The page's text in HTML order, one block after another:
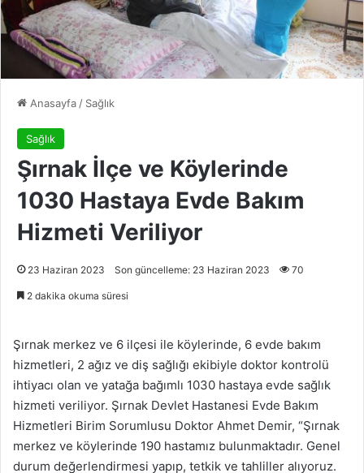
Anasayfa / Sağlık
Sağlık
Şırnak İlçe ve Köylerinde
1030 Hastaya Evde Bakım
Hizmeti Veriliyor
23 Haziran 2023 Son güncelleme: 23 Haziran 2023 70
2 dakika okuma süresi
Şırnak merkez ve 6 ilçesi ile köylerinde, 6 evde bakım
hizmetleri, 2 ağız ve diş sağlığı ekibiyle doktor kontrolü
ihtiyacı olan ve yatağa bağımlı 1030 hastaya evde sağlık
hizmeti veriliyor. Şırnak Devlet Hastanesi Evde Bakım
Hizmetleri Birim Sorumlusu Doktor Ahmet Demir, “Şırnak
merkez ve köylerinde 190 hastamız bulunmaktadır. Genel
durum değerlendirmesi yapıp, tetkik ve tahliller alıyoruz.